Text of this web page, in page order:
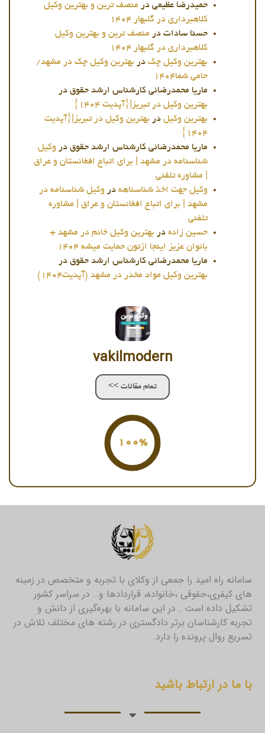
حمیدرضا عظیمی در منصف ترین و بهترین وکیل
کلاهبرداری در گلبهار 1404
حسنا سادات در منصف ترین و بهترین وکیل
کلاهبرداری در گلبهار 1404
بهترین وکیل چک در بهترین وکیل چک در مشهد/
حامی شما1404
ماریا محمدرضائی کارشناس ارشد حقوق در
بهترین وکیل در تبریز|{آپدیت 1404}
بهترین وکیل در بهترین وکیل در تبریز|{آپدیت
1404}
ماریا محمدرضائی کارشناس ارشد حقوق در وکیل
شناسنامه در مشهد | برای اتباع افغانستان و عراق
| مشاوره تلفنی
وکیل جهت اخذ شناسناهه در وکیل شناسنامه در
مشهد | برای اتباع افغانستان و عراق | مشاوره
تلفنی
حسین زاده در بهترین وکیل خانم در مشهد +
بانوان عزیز اینجا ازتون حمایت میشه 1404
ماریا محمدرضائی کارشناس ارشد حقوق در
بهترین وکیل مواد مخدر در مشهد (آپدیت1404)
vakilmodern
تمام مقالات >>
100%
سامانه راه امید را جمعی از وکلای با تجربه و متخصص در زمینه
های کیفری،حقوقی ،خانواده، قراردادها و… در سراسر کشور
تشکیل داده است . در این سامانه با بهره‌گیری از دانش و
تجربه کارشناسان برتر دادگستری در رشته های مختلف تلاش در
تسریع روال پرونده را دارد.
با ما در ارتباط باشید